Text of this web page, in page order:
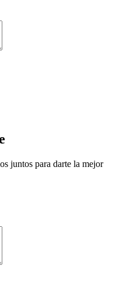
juntos para darte la mejor